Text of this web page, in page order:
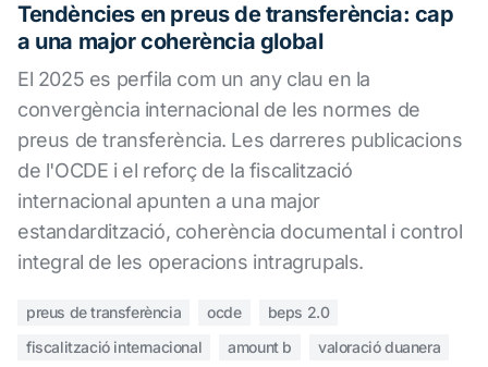
Tendències en preus de transferència: cap
a una major coherència global
El 2025 es perfila com un any clau en la
convergència internacional de les normes de
preus de transferència. Les darreres publicacions
de l'OCDE i el reforç de la fiscalització
internacional apunten a una major
estandardització, coherència documental i control
integral de les operacions intragrupals.
preus de transferència ocde
beps 2.0
fiscalització internacional
amount b valoració duanera